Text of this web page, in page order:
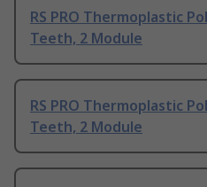
RS PRO Thermoplastic
Teeth, 2 Module
RS PRO Thermoplastic
Teeth, 2 Module